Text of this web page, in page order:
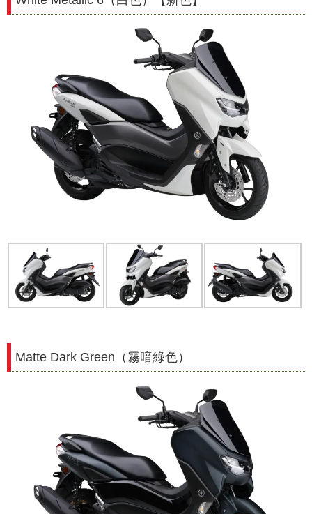
Matte Dark Green（霧暗綠色）